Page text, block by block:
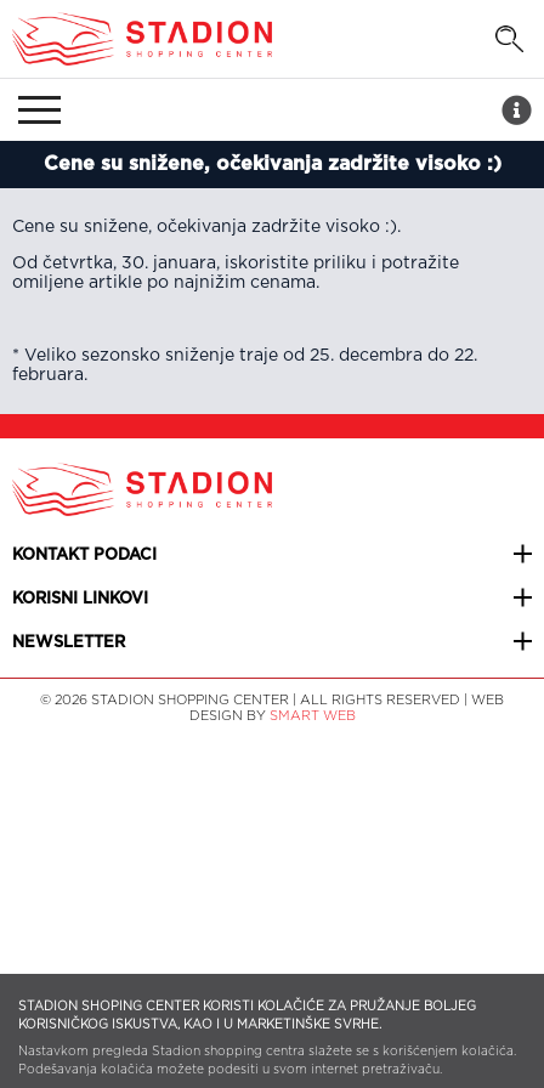
STADION SHOPING CENTER KORISTI KOLAČIĆE ZA PRUŽANJE BOLJEG
KORISNIČKOG ISKUSTVA, KAO I U MARKETINŠKE SVRHE.
Nastavkom pregleda Stadion shopping centra slažete se s korišćenjem kolačića.
Podešavanja kolačića možete podesiti u svom internet pretraživaču.
Cene su snižene, očekivanja zadržite visoko :)
Cene su snižene, očekivanja zadržite visoko :).
Od četvrtka, 30. januara, iskoristite priliku i potražite
omiljene artikle po najnižim cenama.
* Veliko sezonsko sniženje traje od 25. decembra do 22.
februara.
KONTAKT PODACI
KORISNI LINKOVI
NEWSLETTER
© 2026 STADION SHOPPING CENTER | ALL RIGHTS RESERVED | WEB
DESIGN BY SMART WEB